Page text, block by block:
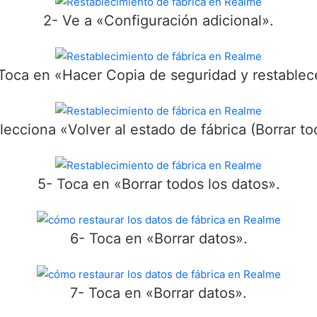
2- Ve a «Configuración adicional».
en «Hacer Copia de seguridad y
«Volver al estado de fábrica (Borrar
5- Toca en «Borrar todos los datos».
6- Toca en «Borrar datos».
7- Toca en «Borrar datos».